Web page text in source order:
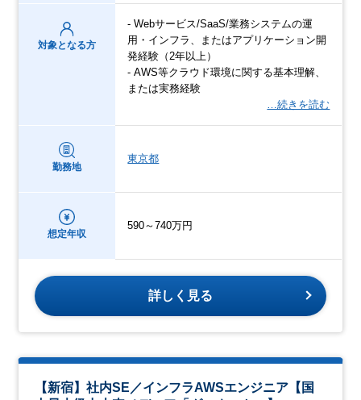
対象となる方
- Webサービス/SaaS/業務システムの運
用・インフラ、またはアプリケーション開
発経験（2年以上）
- AWS等クラウド環境に関する基本理解、
または実務経験
…続きを読む
勤務地
東京都
想定年収
590～740万円
詳しく見る
【新宿】社内SE／インフラAWSエンジニア【国